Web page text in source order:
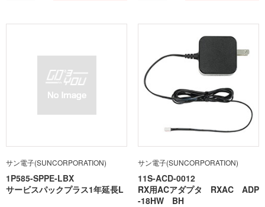
サン電子(SUNCORPORATION)
1P585-SPPE-LBX
サービスパックプラス1年延長L
サン電子(SUNCORPORATION)
11S-ACD-0012
RX用ACアダプタ RXAC ADP
-18HW BH